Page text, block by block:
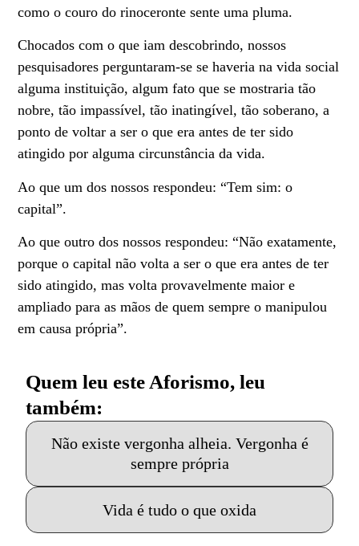
como o couro do rinoceronte sente uma pluma.
Chocados com o que iam descobrindo, nossos
pesquisadores perguntaram-se se haveria na vida social
alguma instituição, algum fato que se mostraria tão
nobre, tão impassível, tão inatingível, tão soberano, a
ponto de voltar a ser o que era antes de ter sido
atingido por alguma circunstância da vida.
Ao que um dos nossos respondeu: “Tem sim: o
capital”.
Ao que outro dos nossos respondeu: “Não exatamente,
porque o capital não volta a ser o que era antes de ter
sido atingido, mas volta provavelmente maior e
ampliado para as mãos de quem sempre o manipulou
em causa própria”.
Quem leu este Aforismo, leu
também:
Não existe vergonha alheia. Vergonha é
sempre própria
Vida é tudo o que oxida